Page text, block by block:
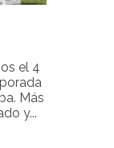
19-
el 4
Más
y...